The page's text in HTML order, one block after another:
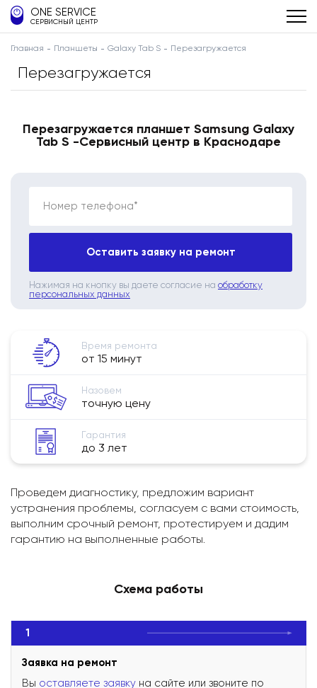
ONE SERVICE
СЕРВИСНЫЙ ЦЕНТР
Главная Планшеты Galaxy Tab S Перезагружается
Перезагружается
Перезагружается планшет Samsung Galaxy
Tab S -Сервисный центр в Краснодаре
Номер телефона*
Оставить заявку на ремонт
Нажимая на кнопку вы даете согласие на обработку
персональных данных
Время ремонта
от 15 минут
Назовем
точную цену
Гарантия
до 3 лет
Проведем диагностику, предложим вариант
устранения проблемы, согласуем с вами стоимость,
выполним срочный ремонт, протестируем и дадим
гарантию на выполненные работы.
Схема работы
1
Заявка на ремонт
Вы оставляете заявку на сайте или звоните по